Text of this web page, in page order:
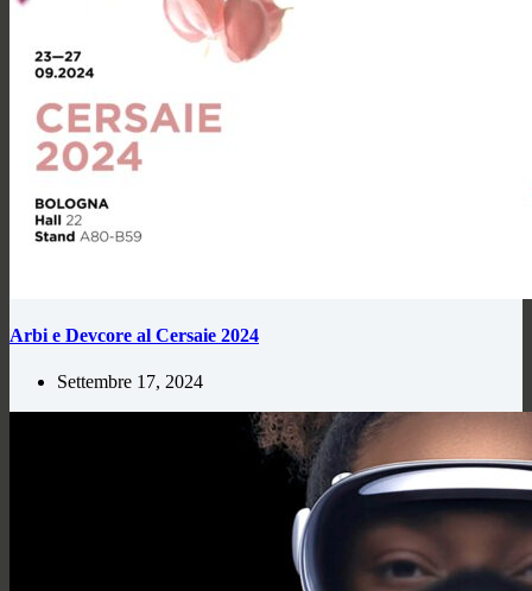
Arbi e Devcore al Cersaie 2024
Settembre 17, 2024